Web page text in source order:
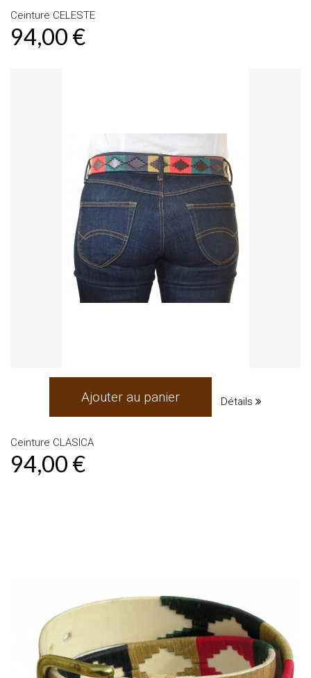
Ceinture CELESTE
94,00 €
Ajouter au panier Détails
Ceinture CLASICA
94,00 €